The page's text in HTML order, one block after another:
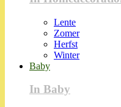
Lente
Zomer
Herfst
Winter
Baby
In Baby